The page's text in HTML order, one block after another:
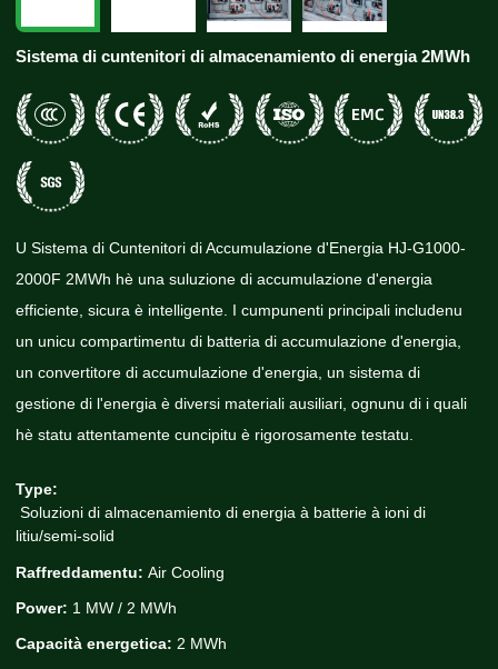
Sistema di cuntenitori di almacenamiento di energia 2MWh
U Sistema di Cuntenitori di Accumulazione d'Energia HJ-G1000-
2000F 2MWh hè una suluzione di accumulazione d'energia
efficiente, sicura è intelligente. I cumpunenti principali includenu
un unicu compartimentu di batteria di accumulazione d'energia,
un convertitore di accumulazione d'energia, un sistema di
gestione di l'energia è diversi materiali ausiliari, ognunu di i quali
hè statu attentamente cuncipitu è ​​rigorosamente testatu.
Type:
Soluzioni di almacenamiento di energia à batterie à ioni di
litiu/semi-solid
Raffreddamentu: Air Cooling
Power: 1 MW / 2 MWh
Capacità energetica: 2 MWh